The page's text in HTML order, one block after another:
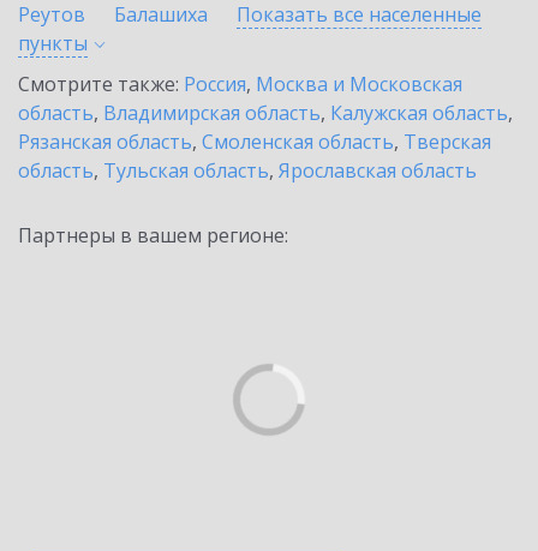
Реутов
Балашиха
Показать все населенные
пункты
Смотрите также: Россия, Москва и Московская
область, Владимирская область, Калужская область,
Рязанская область, Смоленская область, Тверская
область, Тульская область, Ярославская область
Партнеры в вашем регионе: